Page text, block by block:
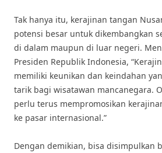
Tak hanya itu, kerajinan tangan
potensi besar untuk dikembangkan
di dalam maupun di luar negeri.
Presiden Republik Indonesia,
memiliki keunikan dan keindahan
tarik bagi wisatawan mancanegara.
perlu terus mempromosikan
ke pasar internasional.”
Dengan demikian, bisa disimpulkan